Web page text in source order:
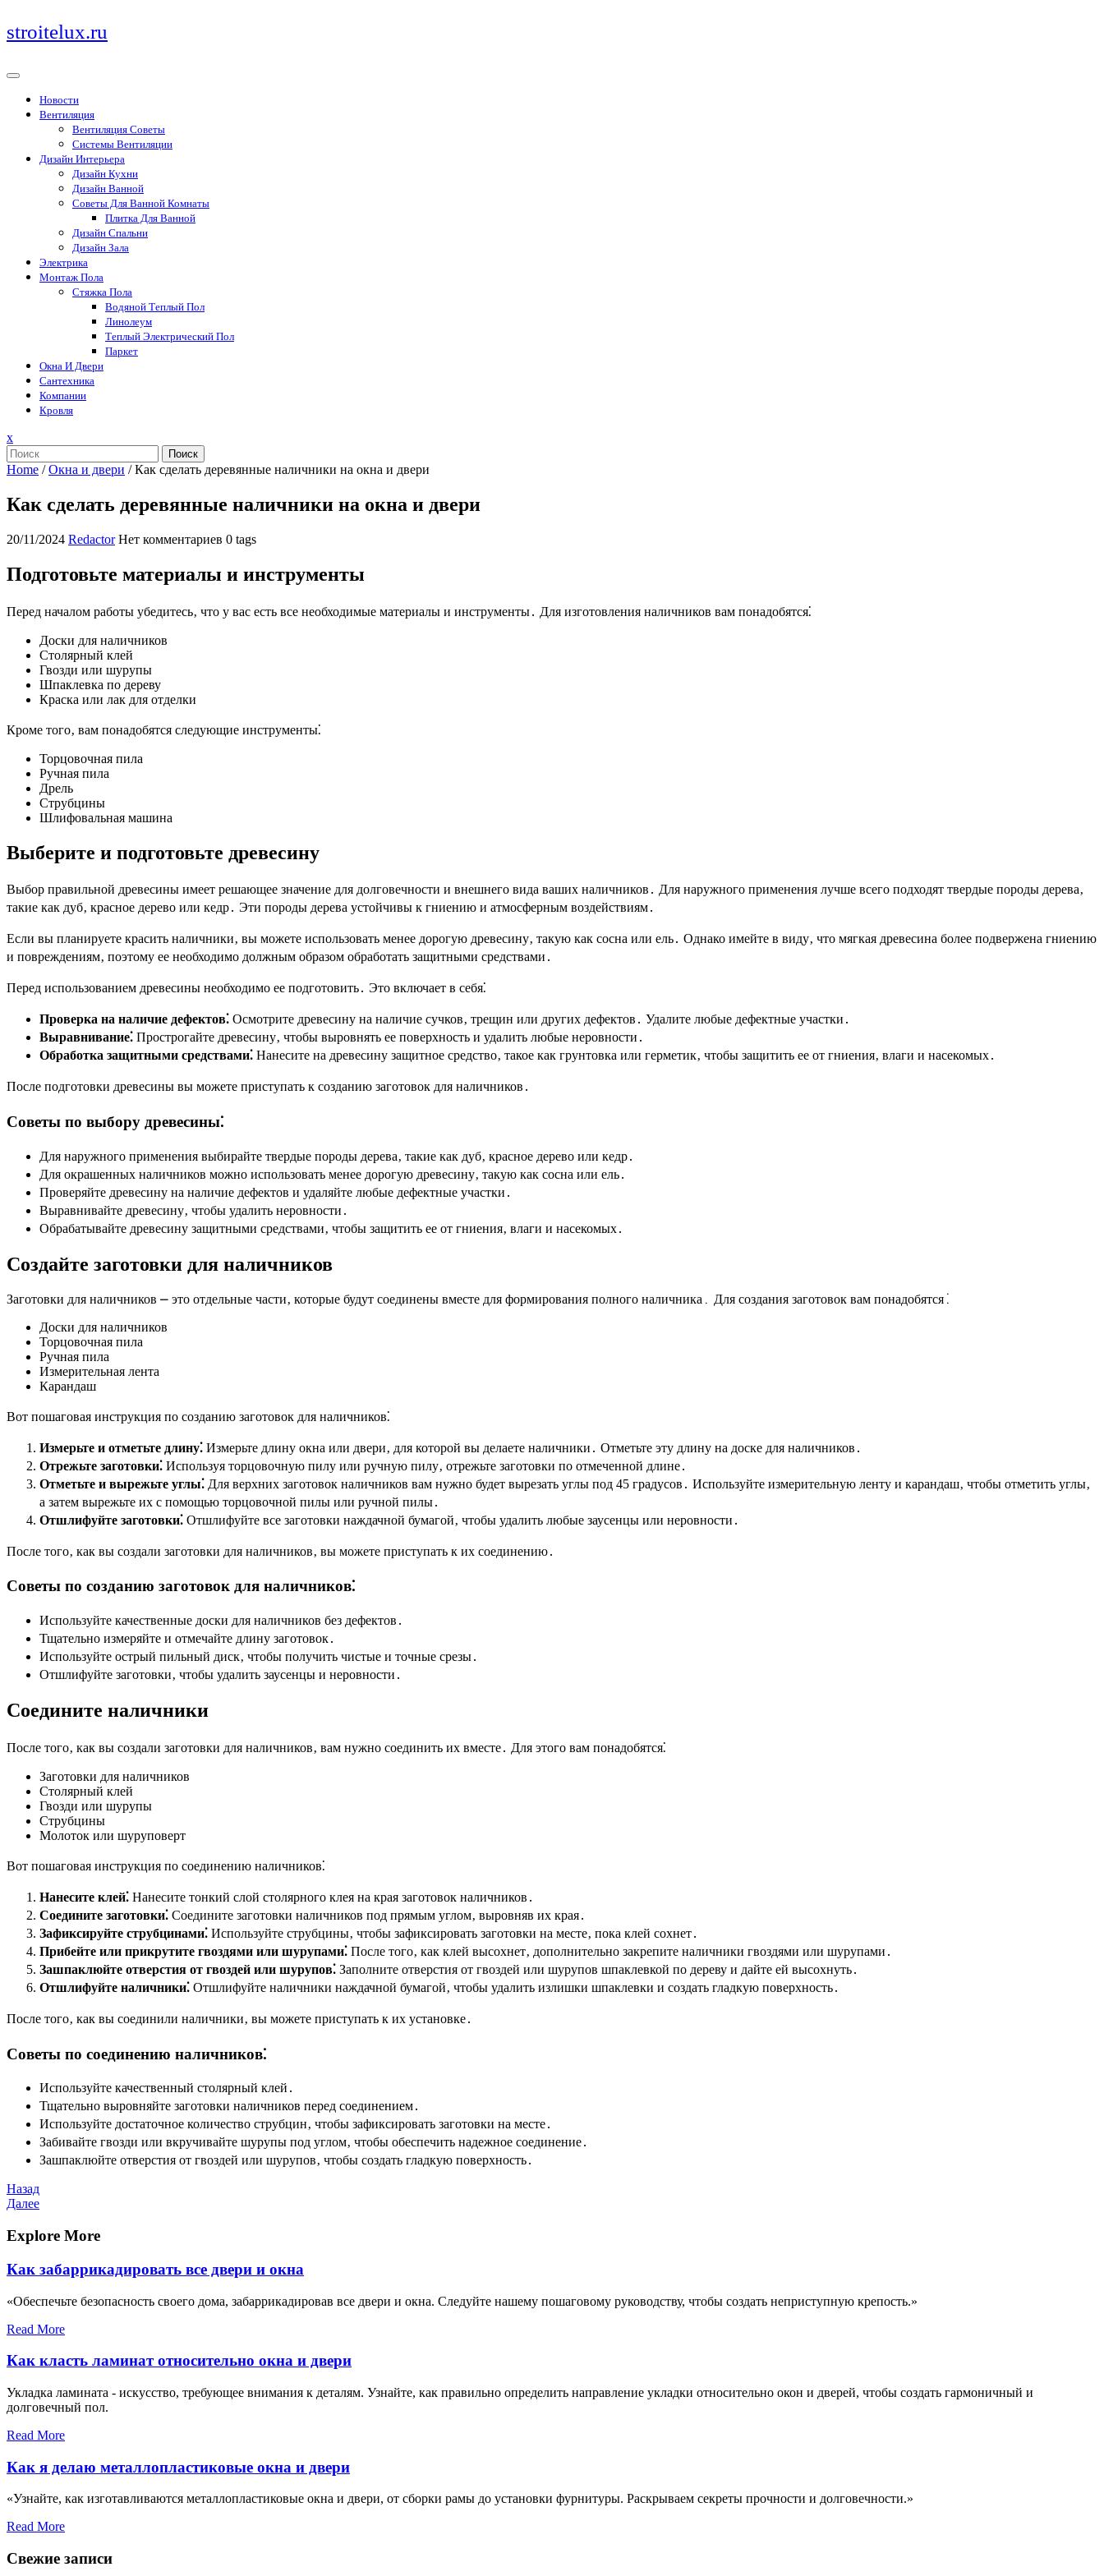
Перейти
к
stroitelux.ru
Новости
Вентиляция
Вентиляция Советы
Системы Вентиляции
Дизайн Интерьера
Дизайн Кухни
Дизайн Ванной
Советы Для Ванной Комнаты
Плитка Для Ванной
Дизайн Спальни
Дизайн Зала
Электрика
Монтаж Пола
Стяжка Пола
Водяной Теплый Пол
Линолеум
Теплый Электрический Пол
Паркет
Окна И Двери
Сантехника
Компании
Кровля
xЗакрыть
меню
Поиск
Home /Окна и двери /Как сделать деревянные наличники на окна и двери
Как сделать деревянные наличники на окна и двери
20/11/2024 Redactor Нет комментариев 0 tags
Подготовьте материалы и инструменты
Перед началом работы убедитесь‚ что у вас есть все необходимые материалы и инструменты․ Для изготовления наличников вам понадобятся⁚
Доски для наличников
Столярный клей
Гвозди или шурупы
Шпаклевка по дереву
Краска или лак для отделки
Кроме того‚ вам понадобятся следующие инструменты⁚
Торцовочная пила
Ручная пила
Дрель
Струбцины
Шлифовальная машина
Выберите и подготовьте древесину
Выбор правильной древесины имеет решающее значение для долговечности и внешнего вида ваших наличников․ Для наружного применения лучше всего подходят твердые породы дерева‚
такие как дуб‚ красное дерево или кедр․ Эти породы дерева устойчивы к гниению и атмосферным воздействиям․
Если вы планируете красить наличники‚ вы можете использовать менее дорогую древесину‚ такую как сосна или ель․ Однако имейте в виду‚ что мягкая древесина более подвержена гниению
и повреждениям‚ поэтому ее необходимо должным образом обработать защитными средствами․
Перед использованием древесины необходимо ее подготовить․ Это включает в себя⁚
Проверка на наличие дефектов⁚ Осмотрите древесину на наличие сучков‚ трещин или других дефектов․ Удалите любые дефектные участки․
Выравнивание⁚ Прострогайте древесину‚ чтобы выровнять ее поверхность и удалить любые неровности․
Обработка защитными средствами⁚ Нанесите на древесину защитное средство‚ такое как грунтовка или герметик‚ чтобы защитить ее от гниения‚ влаги и насекомых․
После подготовки древесины вы можете приступать к созданию заготовок для наличников․
Советы по выбору древесины⁚
Для наружного применения выбирайте твердые породы дерева‚ такие как дуб‚ красное дерево или кедр․
Для окрашенных наличников можно использовать менее дорогую древесину‚ такую как сосна или ель․
Проверяйте древесину на наличие дефектов и удаляйте любые дефектные участки․
Выравнивайте древесину‚ чтобы удалить неровности․
Обрабатывайте древесину защитными средствами‚ чтобы защитить ее от гниения‚ влаги и насекомых․
Создайте заготовки для наличников
Заготовки для наличников ⎼ это отдельные части‚ которые будут соединены вместе для формирования полного наличника․ Для создания заготовок вам понадобятся⁚
Доски для наличников
Торцовочная пила
Ручная пила
Измерительная лента
Карандаш
Вот пошаговая инструкция по созданию заготовок для наличников⁚
Измерьте и отметьте длину⁚ Измерьте длину окна или двери‚ для которой вы делаете наличники․ Отметьте эту длину на доске для наличников․
Отрежьте заготовки⁚ Используя торцовочную пилу или ручную пилу‚ отрежьте заготовки по отмеченной длине․
Отметьте и вырежьте углы⁚ Для верхних заготовок наличников вам нужно будет вырезать углы под 45 градусов․ Используйте измерительную ленту и карандаш‚ чтобы отметить углы‚
а затем вырежьте их с помощью торцовочной пилы или ручной пилы․
Отшлифуйте заготовки⁚ Отшлифуйте все заготовки наждачной бумагой‚ чтобы удалить любые заусенцы или неровности․
После того‚ как вы создали заготовки для наличников‚ вы можете приступать к их соединению․
Советы по созданию заготовок для наличников⁚
Используйте качественные доски для наличников без дефектов․
Тщательно измеряйте и отмечайте длину заготовок․
Используйте острый пильный диск‚ чтобы получить чистые и точные срезы․
Отшлифуйте заготовки‚ чтобы удалить заусенцы и неровности․
Соедините наличники
После того‚ как вы создали заготовки для наличников‚ вам нужно соединить их вместе․ Для этого вам понадобятся⁚
Заготовки для наличников
Столярный клей
Гвозди или шурупы
Струбцины
Молоток или шуруповерт
Вот пошаговая инструкция по соединению наличников⁚
Нанесите клей⁚ Нанесите тонкий слой столярного клея на края заготовок наличников․
Соедините заготовки⁚ Соедините заготовки наличников под прямым углом‚ выровняв их края․
Зафиксируйте струбцинами⁚ Используйте струбцины‚ чтобы зафиксировать заготовки на месте‚ пока клей сохнет․
Прибейте или прикрутите гвоздями или шурупами⁚ После того‚ как клей высохнет‚ дополнительно закрепите наличники гвоздями или шурупами․
Зашпаклюйте отверстия от гвоздей или шурупов⁚ Заполните отверстия от гвоздей или шурупов шпаклевкой по дереву и дайте ей высохнуть․
Отшлифуйте наличники⁚ Отшлифуйте наличники наждачной бумагой‚ чтобы удалить излишки шпаклевки и создать гладкую поверхность․
После того‚ как вы соединили наличники‚ вы можете приступать к их установке․
Советы по соединению наличников⁚
Используйте качественный столярный клей․
Тщательно выровняйте заготовки наличников перед соединением․
Используйте достаточное количество струбцин‚ чтобы зафиксировать заготовки на месте․
Забивайте гвозди или вкручивайте шурупы под углом‚ чтобы обеспечить надежное соединение․
Зашпаклюйте отверстия от гвоздей или шурупов‚ чтобы создать гладкую поверхность․
Навигация
по
записям
Предыдущая
запись
Назад
Следующая
Далее
Explore More
Как забаррикадировать все двери и окна
«Обеспечьте безопасность своего дома, забаррикадировав все двери и окна. Следуйте нашему пошаговому руководству, чтобы создать неприступную крепость.»
Read More
Как класть ламинат относительно окна и двери
Укладка ламината - искусство, требующее внимания к деталям. Узнайте, как правильно определить направление укладки относительно окон и дверей, чтобы создать гармоничный и
долговечный пол.
Read More
Как я делаю металлопластиковые окна и двери
«Узнайте, как изготавливаются металлопластиковые окна и двери, от сборки рамы до установки фурнитуры. Раскрываем секреты прочности и долговечности.»
Read More
Свежие записи